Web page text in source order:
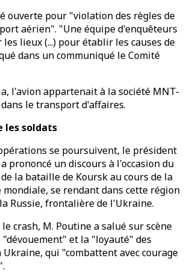
ouverte pour "violation des règles de
aérien". "Une équipe d'enquêteurs
les lieux (...) pour établir les causes de
dans un communiqué le Comité
l'avion appartenait à la société MNT-
le transport d'affaires.
les soldats
se poursuivent, le président
prononcé un discours à l'occasion du
la bataille de Koursk au cours de la
se rendant dans cette région
Russie, frontalière de l'Ukraine.
crash, M. Poutine a salué sur scène
et la "loyauté" des
qui "combattent avec courage